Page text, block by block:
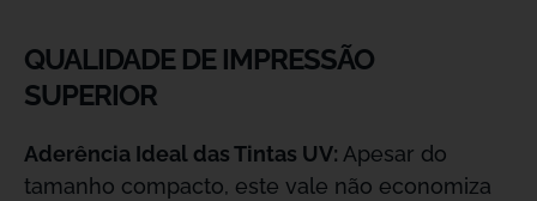
QUALIDADE DE IMPRESSÃO
SUPERIOR
Aderência Ideal das Tintas UV: Apesar do
tamanho compacto, este vale não economiza